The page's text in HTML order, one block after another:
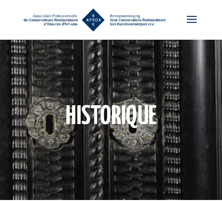
HISTORIQUE